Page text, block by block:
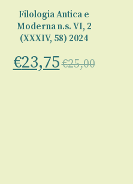
Filologia Antica e
Moderna n.s. VI, 2
(XXXIV, 58) 2024
€23,75€25,00